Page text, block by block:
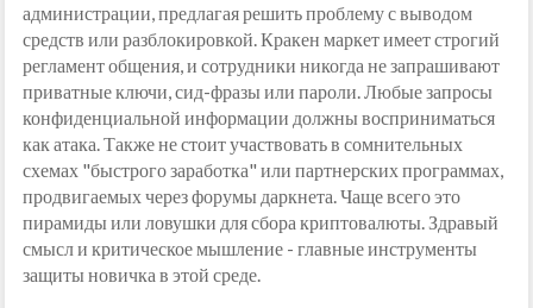
администрации, предлагая решить проблему с выводом
средств или разблокировкой. Кракен маркет имеет строгий
регламент общения, и сотрудники никогда не запрашивают
приватные ключи, сид-фразы или пароли. Любые запросы
конфиденциальной информации должны восприниматься
как атака. Также не стоит участвовать в сомнительных
схемах "быстрого заработка" или партнерских программах,
продвигаемых через форумы даркнета. Чаще всего это
пирамиды или ловушки для сбора криптовалюты. Здравый
смысл и критическое мышление - главные инструменты
защиты новичка в этой среде.